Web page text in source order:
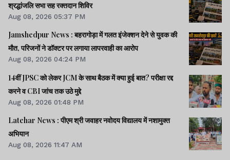
JAP-IT के मुख्य कार्यपालक पदाधिकारी द्वारा जारी
आदेश के अनुसार संबंधित एजेंसियों के साथ
कॉन्ट्रैक्ट एक्सटेंशन एग्रीमेंट निष्पादित किया
आदेश में स्पष्ट किया गया है कि सभी एजेंसियों को
एक माह के भीतर बैंक गारंटी (BG) अथवा परफॉर्मेंस
बैंक गारंटी (PBG) जमा करनी होगी.
श्रद्धांजलि सभा सह रक्तदान शिविर
Aug 08, 2026 05:37 PM
Jamshedpur News : बहरागोड़ा में गलत इंजेक्शन देने से युवक की
मौत, परिजनों ने डॉक्टर पर लगाया लापरवाही का आरोप
Aug 08, 2026 04:24 PM
14वीं JPSC को लेकर JCM के साथ बैठक में क्या हुई बात? परीक्षा रद्द
करने व CBI जांच तक उठे मुद्दे
Aug 08, 2026 01:48 PM
Latehar News : पीएम श्री जवाहर नवोदय विद्यालय में नशामुक्‍त
अभियान
Aug 08, 2026 11:47 AM